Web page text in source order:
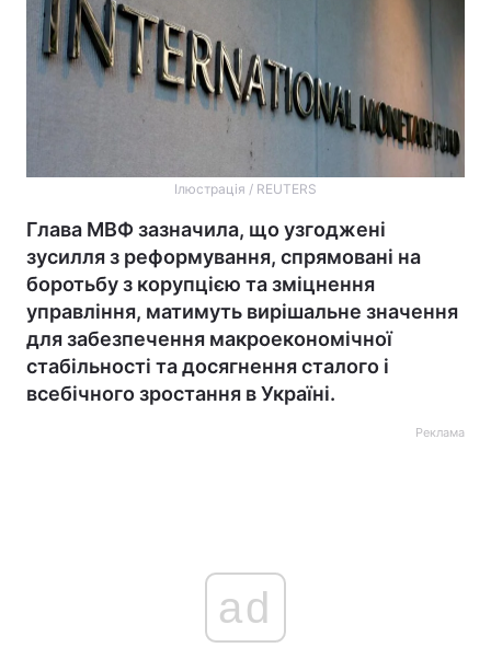
Ілюстрація / REUTERS
Глава МВФ зазначила, що узгоджені
зусилля з реформування, спрямовані на
боротьбу з корупцією та зміцнення
управління, матимуть вирішальне значення
для забезпечення макроекономічної
стабільності та досягнення сталого і
всебічного зростання в Україні.
Реклама
ad